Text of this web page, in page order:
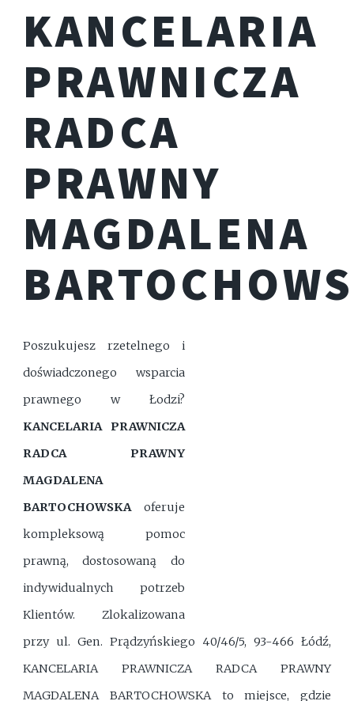
KANCELARIA
PRAWNICZA
RADCA
PRAWNY
MAGDALENA
Poszukujesz rzetelnego i
doświadczonego wsparcia
prawnego w Łodzi?
KANCELARIA PRAWNICZA
RADCA PRAWNY
MAGDALENA
BARTOCHOWSKAoferuje
kompleksową pomoc
prawną, dostosowaną do
indywidualnych potrzeb
Klientów. Zlokalizowana
przy ul. Gen. Prądzyńskiego 40/46/5, 93-466 Łódź,
KANCELARIA PRAWNICZA RADCA PRAWNY
MAGDALENA BARTOCHOWSKA to miejsce, gdzie